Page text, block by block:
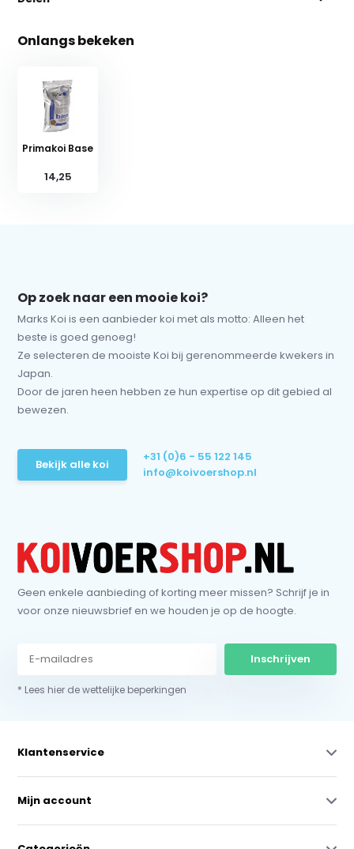
Onlangs bekeken
Primakoi Base
14,25
Op zoek naar een mooie koi?
Marks Koi is een aanbieder koi met als motto: Alleen het
beste is goed genoeg!
Ze selecteren de mooiste Koi bij gerenommeerde kwekers in
Japan.
Door de jaren heen hebben ze hun expertise op dit gebied al
bewezen.
Bekijk alle koi
+31 (0)6 - 55 122 145
info@koivoershop.nl
Geen enkele aanbieding of korting meer missen? Schrijf je in
voor onze nieuwsbrief en we houden je op de hoogte.
Inschrijven
* Lees hier de wettelijke beperkingen
Klantenservice
Mijn account